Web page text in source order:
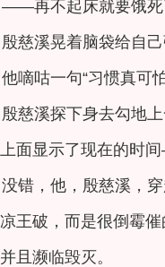
——再不起床就要饿死
殷慈溪晃着脑袋给自
他嘀咕一句“习惯真可
殷慈溪探下身去勾地
面显示了现在的时
没错，他，殷慈溪，
王破，而是很倒霉
且濒临毁灭。